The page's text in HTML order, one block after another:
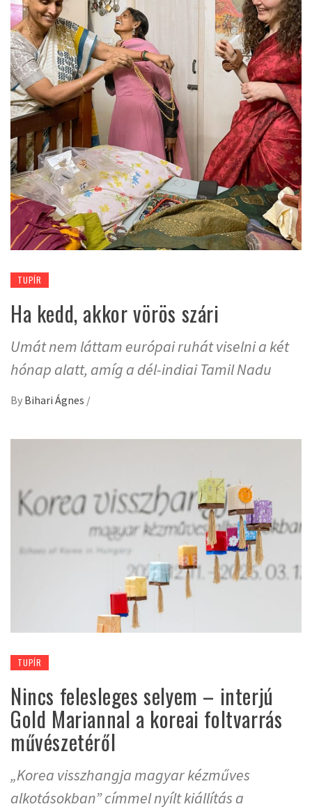
TUPÍR
Ha kedd, akkor vörös szári
Umát nem láttam európai ruhát viselni a két
hónap alatt, amíg a dél-indiai Tamil Nadu
By Bihari Ágnes /
TUPÍR
Nincs felesleges selyem – interjú
Gold Mariannal a koreai foltvarrás
művészetéről
„Korea visszhangja magyar kézműves
alkotásokban” címmel nyílt kiállítás a